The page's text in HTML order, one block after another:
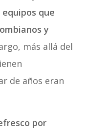
que
y
más allá del
de años eran
por